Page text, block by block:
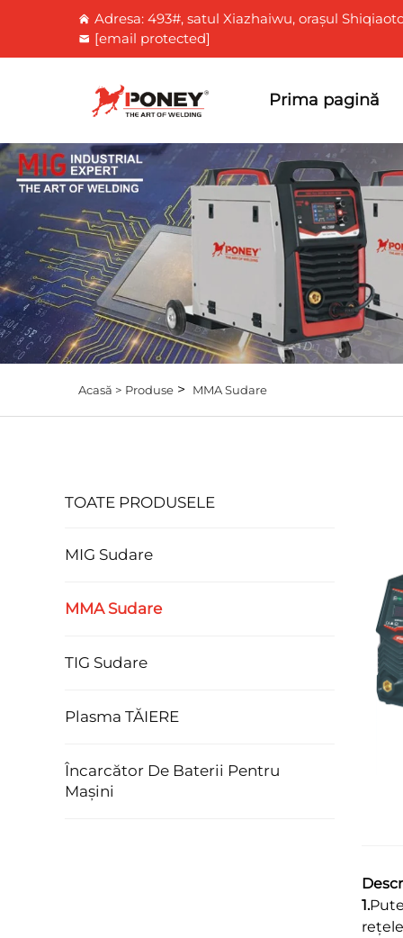
Adresa: 493#, satul Xiazhaiwu, orașul
[email protected]
Prima pagină
Acasă > Produse > MMA Sudare
TOATE PRODUSELE
MIG Sudare
MMA Sudare
TIG Sudare
Plasma TĂIERE
Încarcător De Baterii Pentru
Mașini
1.